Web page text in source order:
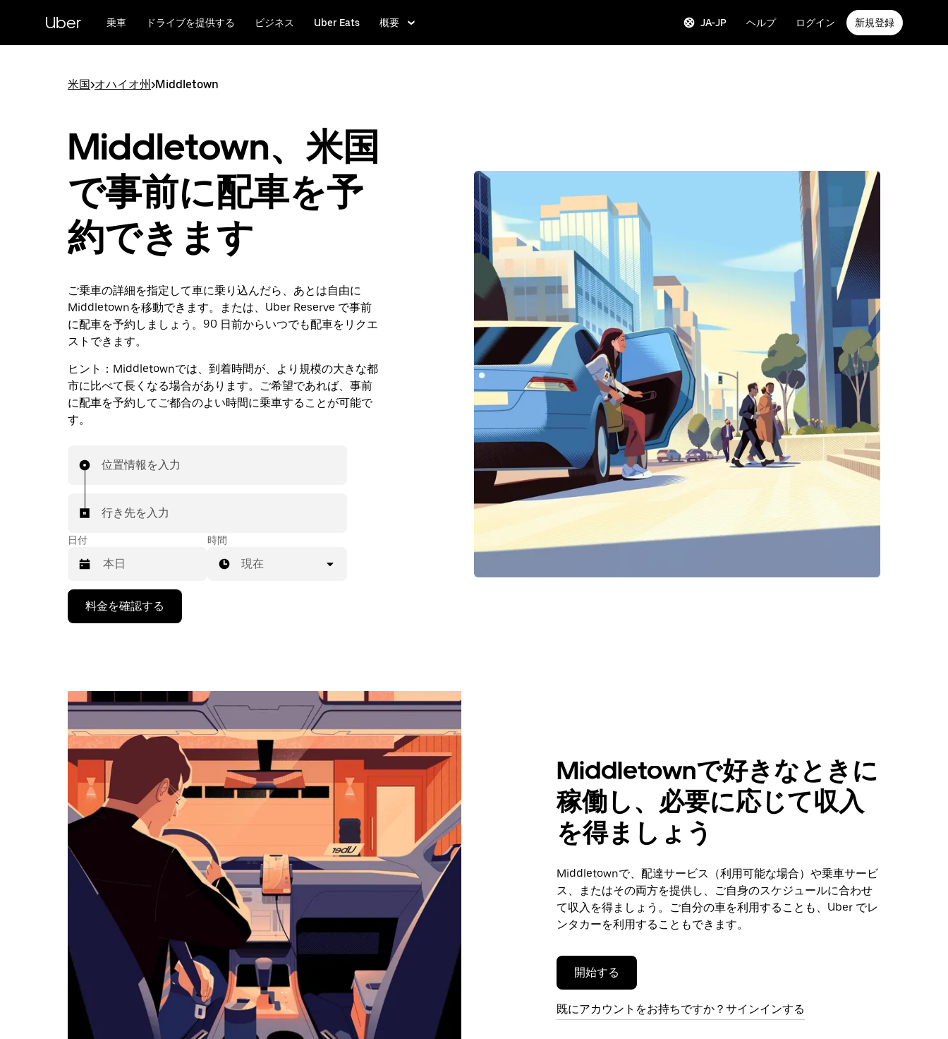
Uber 乗車 ドライブを提供する ビジネス Uber Eats 概要 JA-JP ヘルプ ログイン 新規登録
米国>オハイオ州>Middletown
Middletown、米国
で事前に配車を予
約できます
ご乗車の詳細を指定して車に乗り込んだら、あとは自由に
Middletownを移動できます。または、Uber Reserve で事前
に配車を予約しましょう。90 日前からいつでも配車をリクエ
ストできます。
ヒント： Middletownでは、到着時間が、より規模の大きな都
市に比べて長くなる場合があります。ご希望であれば、事前
に配車を予約してご都合のよい時間に乗車することが可能で
す。
位置情報を入力
行き先を入力
日付
レ
ダ
ー
を
し、
日
を
選
ボ
タ
ン
時間
現在
料金を確認する
Middletownで好きなときに
稼働し、必要に応じて収入
を得ましょう
Middletownで、配達サービス（利用可能な場合）や乗車サービ
ス、またはその両方を提供し、ご自身のスケジュールに合わせ
て収入を得ましょう。ご自分の車を利用することも、Uber でレ
ンタカーを利用することもできます。
開始する
既にアカウントをお持ちですか？サインインする